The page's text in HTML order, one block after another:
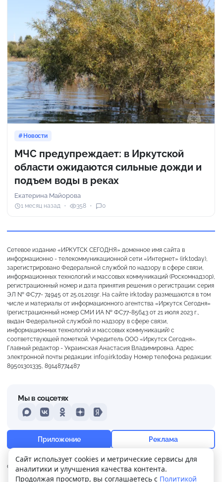
+21° Ощущается как +21
10 м/с 759 мм 71%
Новости
МЧС предупреждает: в Иркутской
области ожидаются сильные дожди и
подъем воды в реках
Екатерина Майорова
1 месяц назад 358 0
Сетевое издание «ИРКУТСК СЕГОДНЯ» доменное имя сайта в
информационно - телекоммуникационной сети «Интернет» (irk.today),
зарегистрировано Федеральной службой по надзору в сфере связи,
информационных технологий и массовых коммуникаций (Роскомнадзор),
регистрационный номер и дата принятия решения о регистрации: серия
ЭЛ № ФС77- 74945 от 25.01.2019г. На сайте irk.today размещаются в том
числе и материалы от информационного агентства «Иркутск Сегодня»
(регистрационный номер СМИ ИА № ФС77-85643 от 21 июля 2023 г.,
выдан Федеральной службой по надзору в сфере связи,
информационных технологий и массовых коммуникаций) с
соответствующей пометкой. Учредитель ООО «Иркутск Сегодня».
Главный редактор - Украинская Анастасия Владимировна. Адрес
электронной почты редакции: info@irk.today Номер телефона редакции:
89501301335, 89148774487
О нас Контакты Прислать новость
Политика
Мы в соцсетях
MAXVKontakteOdnoklassniki
DzenYandex
Приложение Реклама
Сайт использует cookies и метрические сервисы для
аналитики и улучшения качества контента.
Продолжая просмотр, вы соглашаетесь с Политикой